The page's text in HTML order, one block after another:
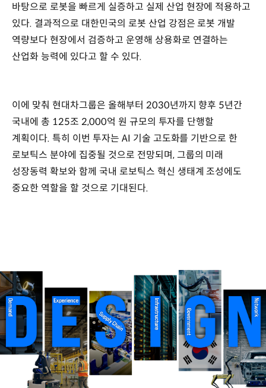
바탕으로 로봇을 빠르게 실증하고 실제 산업 현장에 적용하고
있다. 결과적으로 대한민국의 로봇 산업 강점은 로봇 개발
역량보다 현장에서 검증하고 운영해 상용화로 연결하는
산업화 능력에 있다고 할 수 있다.
이에 맞춰 현대차그룹은 올해부터 2030년까지 향후 5년간
국내에 총 125조 2,000억 원 규모의 투자를 단행할
계획이다. 특히 이번 투자는 AI 기술 고도화를 기반으로 한
로보틱스 분야에 집중될 것으로 전망되며, 그룹의 미래
성장동력 확보와 함께 국내 로보틱스 혁신 생태계 조성에도
중요한 역할을 할 것으로 기대된다.